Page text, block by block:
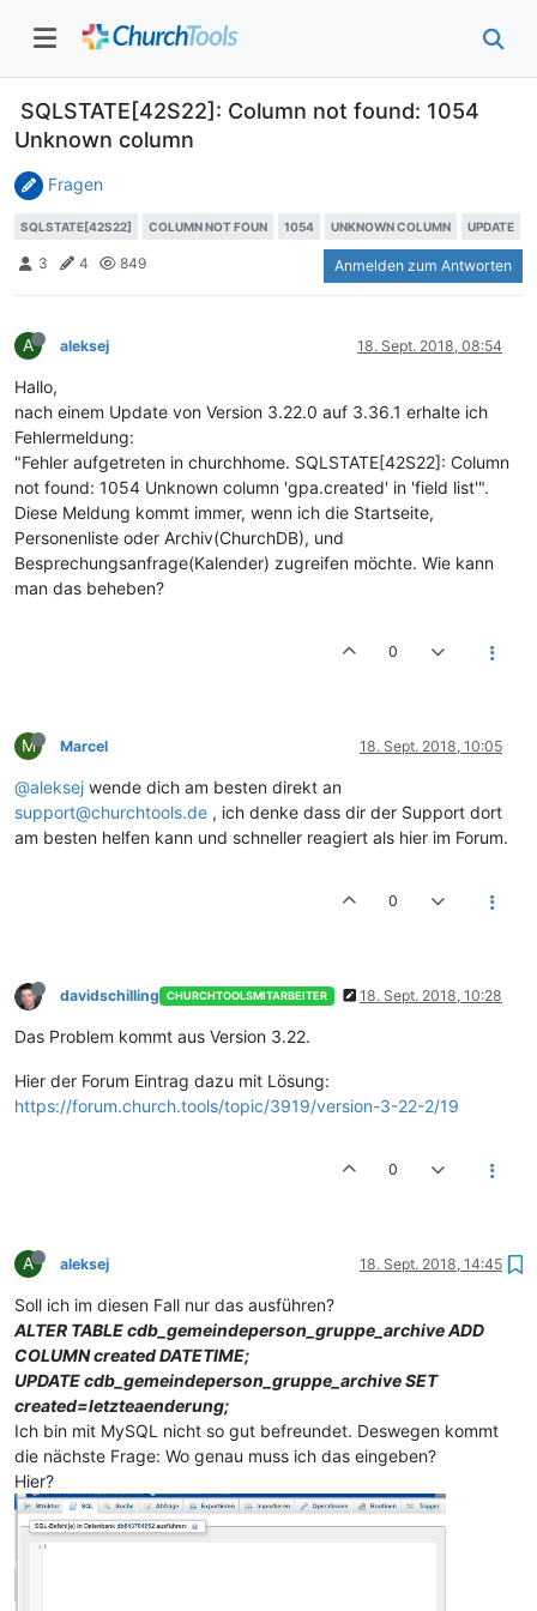
SQLSTATE[42S22]: Column not found: 1054
Unknown column
Fragen
SQLSTATE[42S22] COLUMN NOT FOUN 1054 UNKNOWN COLUMN UPDATE
3 4 849 Anmelden zum Antworten
A aleksej 18. Sept. 2018, 08:54
Hallo,
nach einem Update von Version 3.22.0 auf 3.36.1 erhalte ich
Fehlermeldung:
"Fehler aufgetreten in churchhome. SQLSTATE[42S22]: Column
not found: 1054 Unknown column 'gpa.created' in 'field list'".
Diese Meldung kommt immer, wenn ich die Startseite,
Personenliste oder Archiv(ChurchDB), und
Besprechungsanfrage(Kalender) zugreifen möchte. Wie kann
man das beheben?
0
M Marcel 18. Sept. 2018, 10:05
@aleksej wende dich am besten direkt an
support@churchtools.de , ich denke dass dir der Support dort
am besten helfen kann und schneller reagiert als hier im Forum.
0
davidschilling CHURCHTOOLSMITARBEITER 18. Sept. 2018, 10:28
Das Problem kommt aus Version 3.22.
Hier der Forum Eintrag dazu mit Lösung:
https://forum.church.tools/topic/3919/version-3-22-2/19
0
A aleksej 18. Sept. 2018, 14:45
Soll ich im diesen Fall nur das ausführen?
ALTER TABLE cdb_gemeindeperson_gruppe_archive ADD
COLUMN created DATETIME;
UPDATE cdb_gemeindeperson_gruppe_archive SET
created=letzteaenderung;
Ich bin mit MySQL nicht so gut befreundet. Deswegen kommt
die nächste Frage: Wo genau muss ich das eingeben?
Hier?